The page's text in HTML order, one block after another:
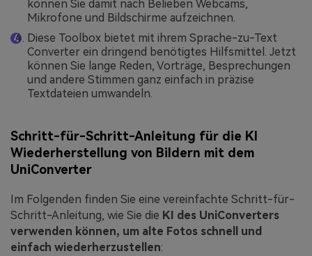
können Sie damit nach Belieben Webcams,
Mikrofone und Bildschirme aufzeichnen.
Diese Toolbox bietet mit ihrem Sprache-zu-Text
Converter ein dringend benötigtes Hilfsmittel. Jetzt
können Sie lange Reden, Vorträge, Besprechungen
und andere Stimmen ganz einfach in präzise
Textdateien umwandeln.
Schritt-für-Schritt-Anleitung für die KI
Wiederherstellung von Bildern mit dem
UniConverter
Im Folgenden finden Sie eine vereinfachte Schritt-für-
Schritt-Anleitung, wie Sie die KI des UniConverters
verwenden können, um alte Fotos schnell und
einfach wiederherzustellen: